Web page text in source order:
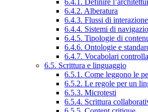
6.4.1. Definire
6.4.2. Alberatura
6.4.3. Flussi di interazione
6.4.4. Sistemi di
6.4.5. Tipologie di
6.4.6. Ontologie e
6.4.7. Vocabolari
6.5. Scrittura e linguaggio
6.5.1. Come leggono le
6.5.2. Le regole per un
6.5.3. Microtesti
6.5.4. Scrittura